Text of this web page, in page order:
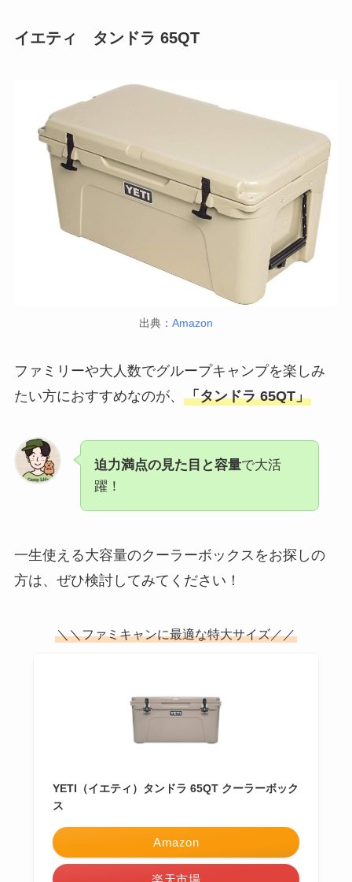
イエティ タンドラ 65QT
出典： Amazon
ファミリーや大人数でグループキャンプを楽しみ
たい方におすすめなのが、 「タンドラ 65QT」
迫力満点の見た目と容量で大活
躍！
一生使える大容量のクーラーボックスをお探しの
方は、ぜひ検討してみてください！
＼＼ファミキャンに最適な特大サイズ／／
YETI（イエティ）タンドラ 65QT クーラーボック
ス
Amazon
楽天市場